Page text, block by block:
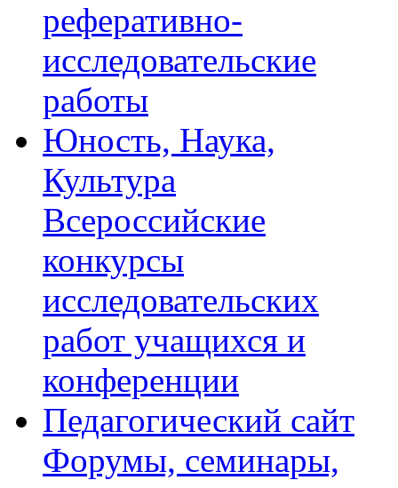
реферативно-
исследовательские
работы
Юность, Наука,
Культура
Всероссийские
конкурсы
исследовательских
работ учащихся и
конференции
Педагогический сайт
Форумы, семинары,